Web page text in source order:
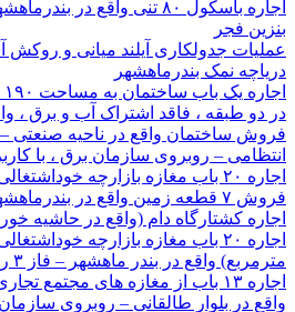
اجاره باسکول ۸۰ تنی واقع
بنزین فجر
عملیات جدولکاری آیلند میانی و
دریاچه نمک بندرماهشهر
در دو طبقه ، فاقد اشتراک آب و برق ،
فروش ساختمان واقع در ناحیه صنعتی
انتظامی – روبروی سازمان برق ، با
اجاره ۲۰ باب مغازه بازارچه خوداشتغالی
فروش ۷ قطعه زمین واقع در بندرماهشهر- انتهای فاز ۳
اجاره کشتارگاه دام (واقع در حاشیه
مترمربع) واقع در بندر ماهشهر – فاز ۳ روبروی مسجد ۱۴ معصوم
اجاره ۱۳ باب از مغازه های مجتمع
واقع در بلوار طالقانی – روبروی